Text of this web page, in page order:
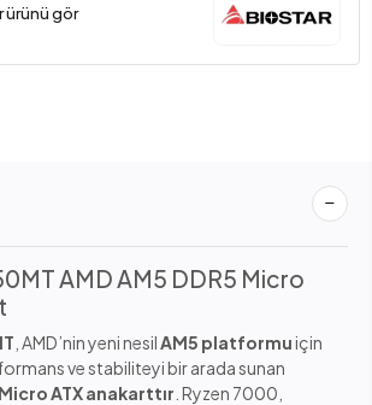
ürünü gör
AMD AM5 DDR5 Micro
, AMD’nin yeni nesil AM5 platformuiçin
ve stabiliteyi bir arada sunan
ATX anakarttır . Ryzen 7000,